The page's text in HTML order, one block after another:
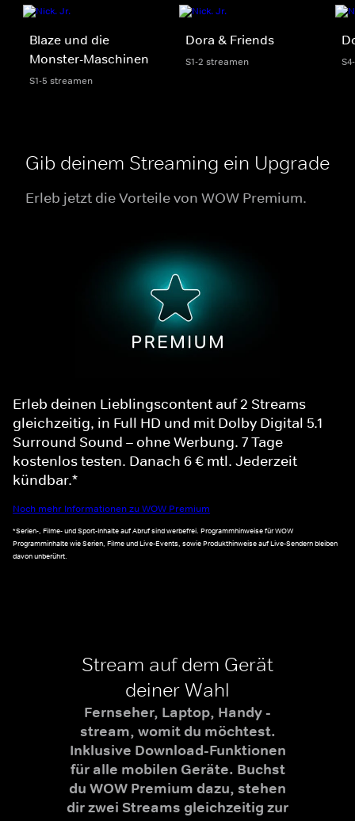
Blaze und die
Monster-Maschinen
S1-5 streamen
Dora & Friends
S1-2 streamen
Gib deinem Streaming ein Upgrade
Erleb jetzt die Vorteile von WOW Premium.
Erleb deinen Lieblingscontent auf 2 Streams
gleichzeitig, in Full HD und mit Dolby Digital 5.1
Surround Sound – ohne Werbung. 7 Tage
kostenlos testen. Danach 6 € mtl. Jederzeit
kündbar.*
Noch mehr Informationen zu WOW Premium
*Serien-, Filme- und Sport-Inhalte auf Abruf sind werbefrei. Programmhinweise für WOW
Programminhalte wie Serien, Filme und Live-Events, sowie Produkthinweise auf Live-Sendern bleiben
davon unberührt.
Stream auf dem Gerät
deiner Wahl
Fernseher, Laptop, Handy -
stream, womit du möchtest.
Inklusive Download-Funktionen
für alle mobilen Geräte. Buchst
du WOW Premium dazu, stehen
dir zwei Streams gleichzeitig zur